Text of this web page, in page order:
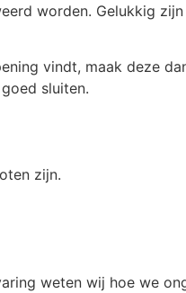
worden. Gelukkig
vindt, maak deze
sluiten.
zijn.
weten wij hoe we